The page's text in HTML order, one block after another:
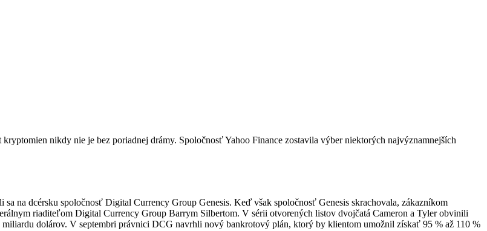
nikdy nie je bez poriadnej drámy. Spoločnosť Yahoo Finance zostavila výber niektorých najvýznamnejších
na dcérsku spoločnosť Digital Currency Group Genesis. Keď však spoločnosť Genesis skrachovala, zákazníkom
riaditeľom Digital Currency Group Barrym Silbertom. V sérii otvorených listov dvojčatá Cameron a Tyler obvinili
dolárov. V septembri právnici DCG navrhli nový bankrotový plán, ktorý by klientom umožnil získať 95 % až 110 %